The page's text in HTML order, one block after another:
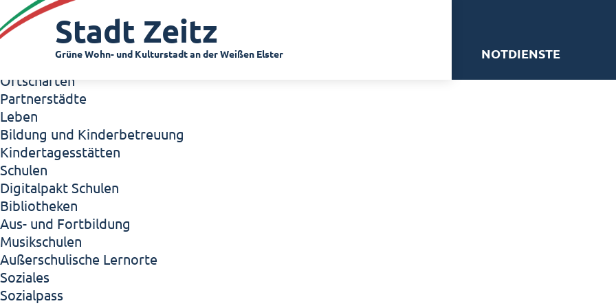
Zeitz - Die Kleinstadt
Willkommen in Zeitz!
Interview mit Oberbürgermeister Christian Thieme
Zeitz - Stadt der Zukunft
Ortschaften
Partnerstädte
Leben
Bildung und Kinderbetreuung
Kindertagesstätten
Schulen
Digitalpakt Schulen
Bibliotheken
Aus- und Fortbildung
Musikschulen
Außerschulische Lernorte
Soziales
Sozialpass
Stadt Zeitz
Grüne Wohn- und Kulturstadt an der Weißen Elster NOTDIENSTE